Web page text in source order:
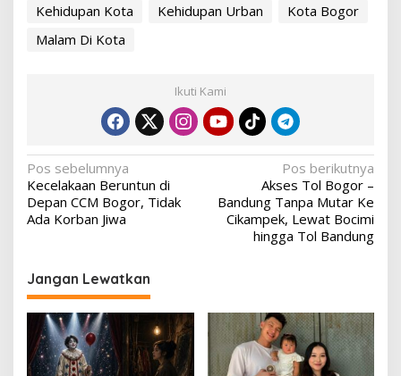
Kehidupan Kota Kehidupan Urban
Kota Bogor
Malam Di Kota
Ikuti Kami
Navigasi
pos
Pos sebelumnya
Kecelakaan Beruntun di
Depan CCM Bogor, Tidak
Ada Korban Jiwa
Pos berikutnya
Akses Tol Bogor –
Bandung Tanpa Mutar Ke
Cikampek, Lewat Bocimi
hingga Tol Bandung
Jangan Lewatkan